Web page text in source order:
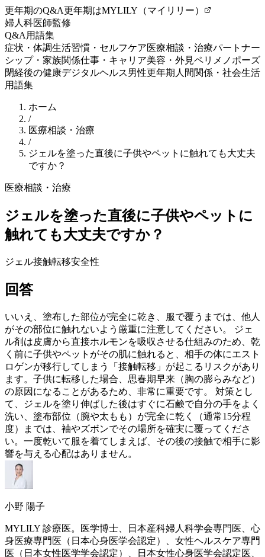
更年期のQ&A更年期はMYLILY（マイリリー）
婦人科医師監修
Q&A 用語集
症状・体調生活習慣・セルフケア医療相談・治療パートナー
シップ・家族関係仕事・キャリア美容・外見ペリメノポーズ
閉経後の健康デジタルヘルス男性更年期 人間関係・社会生活
用語集
ホーム
/
医療相談・治療
/
ジェルを塗った直後に子供やペットに触れても大丈夫
ですか？
医療相談・治療
ジェルを塗った直後に子供やペットに
触れても大丈夫ですか？
ジェル接触転移安全性
回答
いいえ、塗布した部位が完全に乾き、服で覆うまでは、他人
がその部位に触れないよう厳重に注意してください。 ジェ
ル剤は皮膚から直接ホルモンを吸収させる仕組みのため、乾
く前に子供やペットがその肌に触れると、相手の体にエスト
ロゲンが移行してしまう「接触転移」が起こるリスクがあり
ます。子供に転移した場合、思春期早来（胸の膨らみなど）
の原因になることがあるため、非常に重要です。 対策とし
て、ジェルを塗り伸ばした後はすぐに石鹸で自分の手をよく
洗い、塗布部位（腕や太もも）が完全に乾く（通常15分程
度）までは、袖やズボンでその場所を確実に覆ってくださ
い。一度乾いて服を着てしまえば、その後の接触で相手に影
響を与える心配はありません。
小野 陽子
MYLILY 診療医。医学博士、日本産科婦人科学会専門医、心
身医療専門医（日本心身医学会認定）、女性ヘルスケア専門
医（日本女性医学学会認定）、日本女性心身医学会認定医、